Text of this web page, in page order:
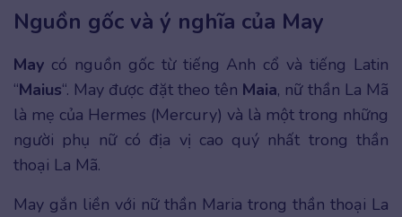
Nguồn gốc và ý nghĩa của May
May có nguồn gốc từ tiếng Anh cổ và tiếng Latin
“Maius“. May được đặt theo tên Maia, nữ thần La Mã
là mẹ của Hermes (Mercury) và là một trong những
người phụ nữ có địa vị cao quý nhất trong thần
thoại La Mã.
May gắn liền với nữ thần Maria trong thần thoại La